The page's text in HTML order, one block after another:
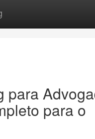
para
para o